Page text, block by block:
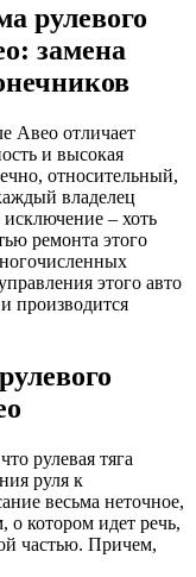
рулевого
замена
Авео отличает
и высокая
относительный,
владелец
– хоть
ремонта этого
этого авто
производится
рулевая тяга
руля к
весьма неточное,
о котором идет речь,
частью. Причем,